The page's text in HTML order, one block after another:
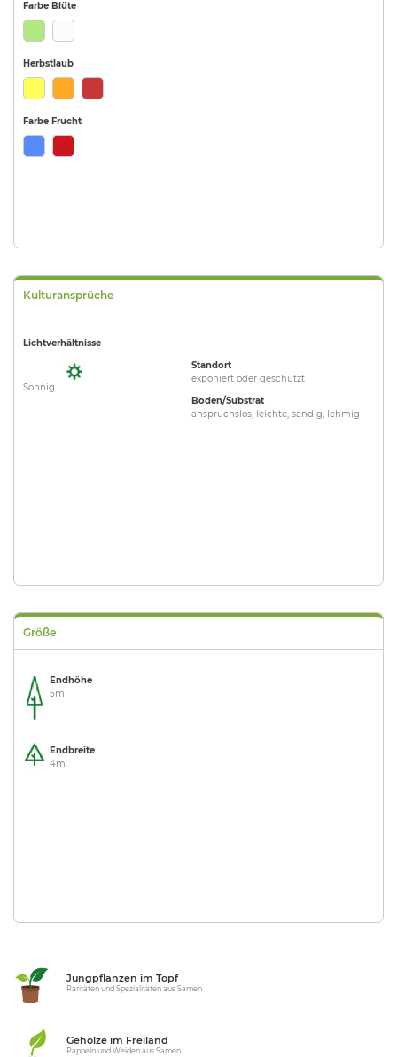
Farbe Blüte
Herbstlaub
Farbe Frucht
Kulturansprüche
Lichtverhältnisse
Sonnig
Standort
exponiert oder geschützt
Boden/Substrat
anspruchslos, leichte, sandig, lehmig
Größe
Endhöhe
5m
Endbreite
4m
Jungpflanzen im Topf
Raritäten und Spezialitäten aus Samen
Gehölze im Freiland
Pappeln und Weiden aus Samen